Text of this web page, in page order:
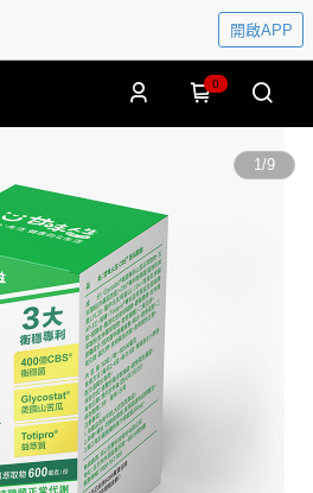
開啟APP
0
1/9